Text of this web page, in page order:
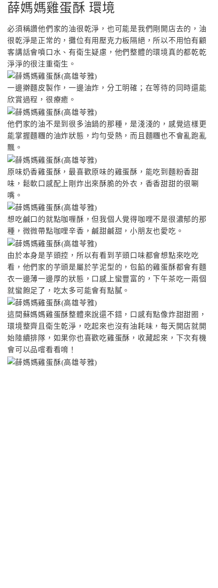
薛媽媽雞蛋酥 環境
必須稱讚他們家的油很乾淨，也可能是我們剛開店去的，油
很乾淨是正常的，攤位有用壓克力板隔絕，所以不用怕有顧
客講話會噴口水、有衛生疑慮，他們整體的環境真的都乾乾
淨淨的很注重衛生。
一邊擀麵皮製作，一邊油炸，分工明確；在等待的同時還能
欣賞過程，很療癒。
他們家的油不是到很多油鍋的那種，是淺淺的，感覺這樣更
能掌握麵糰的油炸狀態，均勻受熱，而且麵糰也不會亂跑亂
飄。
原味奶香雞蛋酥，最喜歡原味的雞蛋酥，能吃到麵粉香甜
味，鬆軟口感配上剛炸出來酥脆的外衣，香香甜甜的很唰
嘴。
想吃鹹口的就點咖喱酥，但我個人覺得咖哩不是很濃郁的那
種，微微帶點咖哩辛香，鹹甜鹹甜，小朋友也愛吃。
由於本身是芋頭控，所以有看到芋頭口味都會想點來吃吃
看，他們家的芋頭是屬於芋泥型的，包餡的雞蛋酥都會有麵
衣一邊薄一邊厚的狀態，口感上蠻豐富的，下午茶吃一兩個
就蠻飽足了，吃太多可能會有點膩。
這間蘇媽媽雞蛋酥整體來說還不錯，口感有點像炸甜甜圈，
環境整齊且衛生乾淨，吃起來也沒有油耗味，每天開店就開
始陸續排隊，如果你也喜歡吃雞蛋酥，收藏起來，下次有機
會可以品嚐看看唷！